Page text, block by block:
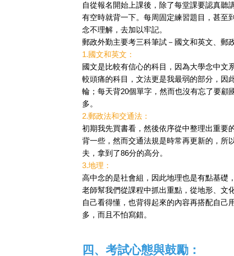
自從報名開始上課後，除了每堂課要認真聽
有空時就背一下。每周固定練習題目，甚至
念不理解，去加以牢記。
郵政外勤主要考三科筆試－國文和英文、郵
1.國文和英文：
國文是比較有信心的科目，因為大學念中文
較頭痛的科目，文法更是我最弱的部分，因
輪；每天背20個單字，然而也沒有忘了要顧
多。
2.郵政法和交通法：
初期我先買書看，然後依序從中整理出重要
背一些，然而交通法規是時常再更新的，所
夫，拿到了86分的高分。
3.地理：
高中念的是社會組，因此地理也是有點基礎
老師幫我們從課程中抓出重點，從地形、文
自己看得懂，也背得起來的內容再搭配自己
多，而且不怕寫錯。
四、考試心態與鼓勵：